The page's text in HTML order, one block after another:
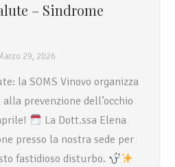
– Sindrome
29, 2026
la SOMS Vinovo organizza
prevenzione dell’occhio
La Dott.ssa Elena
presso la nostra sede per
fastidioso disturbo.